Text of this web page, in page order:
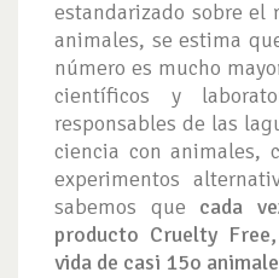
estandarizado sobre el
animales, se estima
número es mucho
científicos y
responsables de las
ciencia con animales,
experimentos
sabemos que cada
producto Cruelty
vida de casi 15o